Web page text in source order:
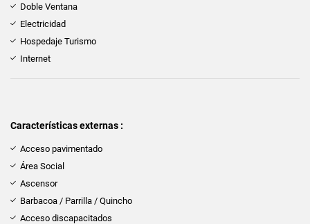
Doble Ventana
Electricidad
Hospedaje Turismo
Internet
Características externas :
Acceso pavimentado
Área Social
Ascensor
Barbacoa / Parrilla / Quincho
Acceso discapacitados